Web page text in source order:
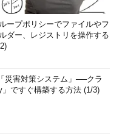
ープポリシーでファイルやフ
ダー、レジストリを操作する
災害対策システム」──クラ
ですぐ構築する方法 (1/3)